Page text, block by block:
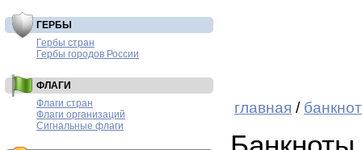
ГЕРБЫ
Гербы стран
Гербы городов России
ФЛАГИ
Флаги стран
Флаги организаций
Сигнальные флаги
главная /